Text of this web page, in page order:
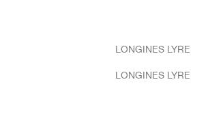
LONGINES LYRE
LONGINES LYRE